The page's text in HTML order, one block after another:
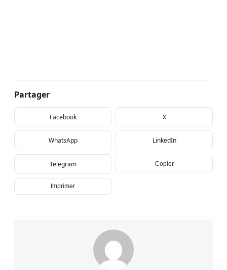
Partager
Facebook X
WhatsApp LinkedIn
Telegram Copier
Imprimer